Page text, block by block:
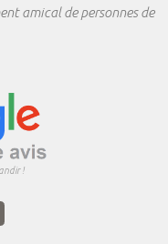
amical de personnes de
!